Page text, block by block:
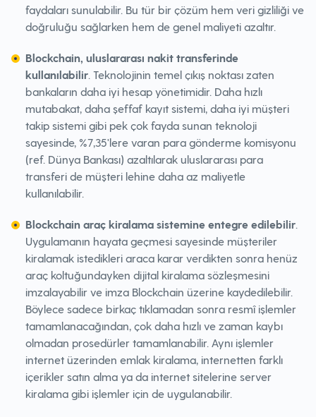
faydaları sunulabilir. Bu tür bir çözüm hem veri gizliliği ve
doğruluğu sağlarken hem de genel maliyeti azaltır.
Blockchain, uluslararası nakit transferinde
kullanılabilir. Teknolojinin temel çıkış noktası zaten
bankaların daha iyi hesap yönetimidir. Daha hızlı
mutabakat, daha şeffaf kayıt sistemi, daha iyi müşteri
takip sistemi gibi pek çok fayda sunan teknoloji
sayesinde, %7,35'lere varan para gönderme komisyonu
(ref. Dünya Bankası) azaltılarak uluslararası para
transferi de müşteri lehine daha az maliyetle
kullanılabilir.
Blockchain araç kiralama sistemine entegre edilebilir.
Uygulamanın hayata geçmesi sayesinde müşteriler
kiralamak istedikleri araca karar verdikten sonra henüz
araç koltuğundayken dijital kiralama sözleşmesini
imzalayabilir ve imza Blockchain üzerine kaydedilebilir.
Böylece sadece birkaç tıklamadan sonra resmî işlemler
tamamlanacağından, çok daha hızlı ve zaman kaybı
olmadan prosedürler tamamlanabilir. Aynı işlemler
internet üzerinden emlak kiralama, internetten farklı
içerikler satın alma ya da internet sitelerine server
kiralama gibi işlemler için de uygulanabilir.